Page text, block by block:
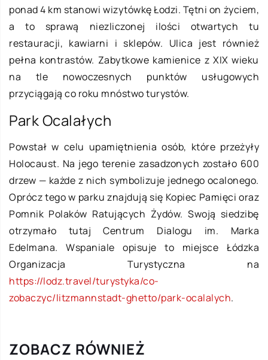
ponad 4 km stanowi wizytówkę Łodzi. Tętni on życiem,
a to sprawą niezliczonej ilości otwartych tu
restauracji, kawiarni i sklepów. Ulica jest również
pełna kontrastów. Zabytkowe kamienice z XIX wieku
na tle nowoczesnych punktów usługowych
przyciągają co roku mnóstwo turystów.
Park Ocalałych
Powstał w celu upamiętnienia osób, które przeżyły
Holocaust. Na jego terenie zasadzonych zostało 600
drzew — każde z nich symbolizuje jednego ocalonego.
Oprócz tego w parku znajdują się Kopiec Pamięci oraz
Pomnik Polaków Ratujących Żydów. Swoją siedzibę
otrzymało tutaj Centrum Dialogu im. Marka
Edelmana. Wspaniale opisuje to miejsce Łódzka
Organizacja Turystyczna na
https://lodz.travel/turystyka/co-
zobaczyc/litzmannstadt-ghetto/park-ocalalych.
ZOBACZ RÓWNIEŻ